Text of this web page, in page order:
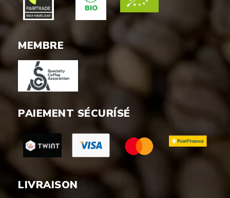
MEMBRE
PAIEMENT SÉCURÍSÉ
LIVRAISON